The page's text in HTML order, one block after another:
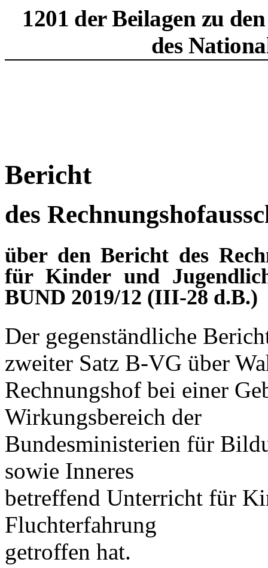
1201 der Beilagen zu
des
Bericht
des
über den Bericht des
für Kinder und
BUND 2019/12 (III-28 d.B.)
Der gegenständliche
zweiter Satz B-VG über
Rechnungshof bei einer
Wirkungsbereich der
Bundesministerien für
sowie Inneres
betreffend Unterricht für
Fluchterfahrung
getroffen hat.